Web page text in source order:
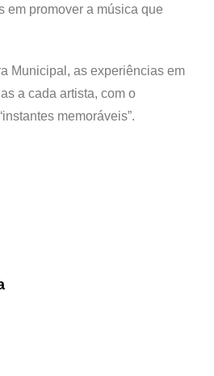
em promover a música que
Municipal, as experiências em
a cada artista, com o
memoráveis”.